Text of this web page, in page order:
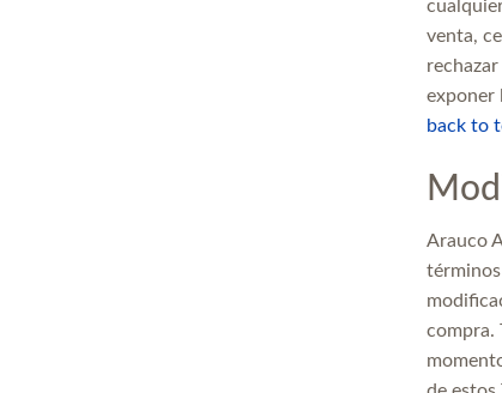
venta,
exponer
back to
Arauco
compra.